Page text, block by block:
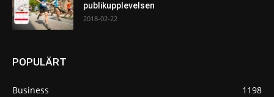
publikupplevelsen
2018-02-22
POPULÄRT
Business
1198